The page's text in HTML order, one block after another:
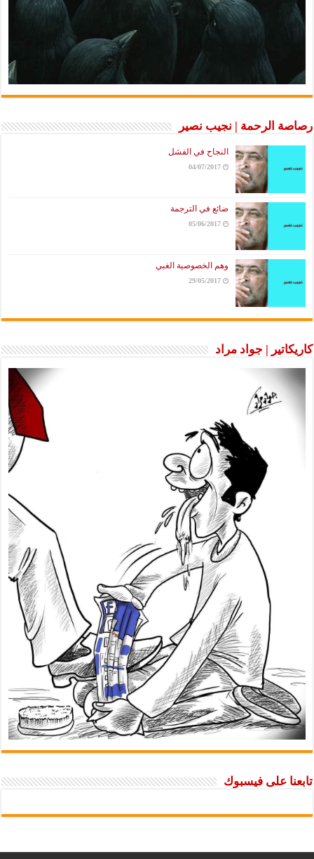
رصاصة الرحمة | نجيب نصير
النجاح في الفشل
04/07/2017
ضائع في الترجمة
05/06/2017
وهم الخصوصية الغبي
29/05/2017
كاريكاتير | جواد مراد
تابعنا على فيسبوك